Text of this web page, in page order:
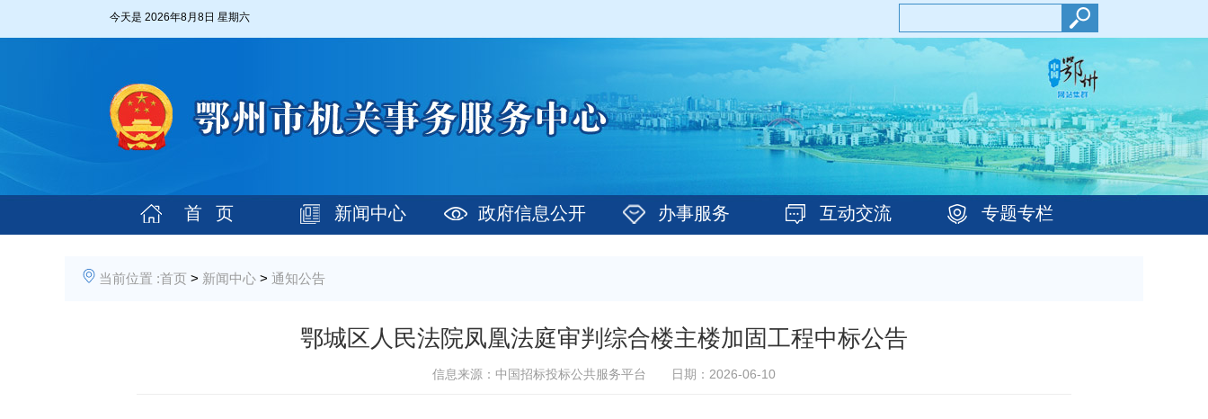
今天是 2026年8月8日 星期六
首 页 新闻中心 政府信息公开 办事服务 互动交流 专题专栏
当前位置 :首页 > 新闻中心 > 通知公告
鄂城区人民法院凤凰法庭审判综合楼主楼加固工程中标公告
信息来源：中国招标投标公共服务平台 日期：2026-06-10